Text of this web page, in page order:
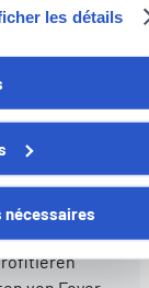
à tout
cookies" en bas
au
désactivez des
fonctionnalités ou
les détails
nécessaires
bei den